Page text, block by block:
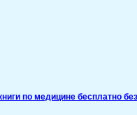
по медицине бесплатно